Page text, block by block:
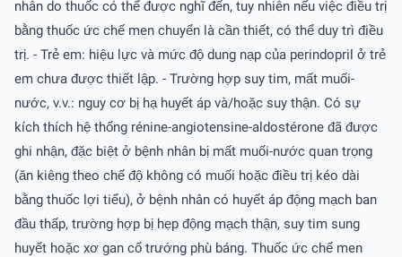
nhân do thuốc có thể được nghĩ đến, tuy nhiên nếu việc điều trị
bằng thuốc ức chế men chuyển là cần thiết, có thể duy trì điều
trị. - Trẻ em: hiệu lực và mức độ dung nạp của perindopril ở trẻ
em chưa được thiết lập. - Trường hợp suy tim, mất muối-
nước, v.v.: nguy cơ bị hạ huyết áp và/hoặc suy thận. Có sự
kích thích hệ thống rénine-angiotensine-aldostérone đã được
ghi nhận, đặc biệt ở bệnh nhân bị mất muối-nước quan trọng
(ăn kiêng theo chế độ không có muối hoặc điều trị kéo dài
bằng thuốc lợi tiểu), ở bệnh nhân có huyết áp động mạch ban
đầu thấp, trường hợp bị hẹp động mạch thận, suy tim sung
huyết hoặc xơ gan cổ trướng phù báng. Thuốc ức chế men